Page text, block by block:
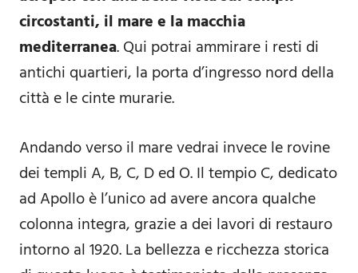
circostanti, il mare e la macchia
mediterranea. Qui potrai ammirare i resti di
antichi quartieri, la porta d’ingresso nord della
città e le cinte murarie.
Andando verso il mare vedrai invece le rovine
dei templi A, B, C, D ed O. Il tempio C, dedicato
ad Apollo è l’unico ad avere ancora qualche
colonna integra, grazie a dei lavori di restauro
intorno al 1920. La bellezza e ricchezza storica